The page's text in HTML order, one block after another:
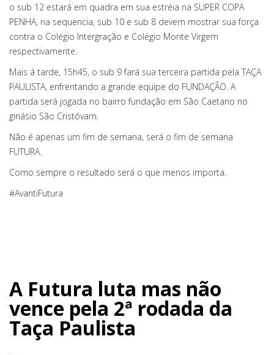
o sub 12 estará em quadra em sua estréia na SUPER COPA
PENHA, na sequencia, sub 10 e sub 8 devem mostrar sua força
contra o Colégio Intergração e Colégio Monte Virgem
respectivamente.
Mais á tarde, 15h45, o sub 9 fará sua terceira partida pela TAÇA
PAULISTA, enfrentando a grande equipe do FUNDAÇÃO. A
partida será jogada no bairro fundação em São Caetano no
ginásio São Cristóvam.
Não é apenas um fim de semana, será o fim de semana
FUTURA.
Como sempre o resultado será o que menos importa.
#AvantiFutura
A Futura luta mas não
vence pela 2ª rodada da
Taça Paulista